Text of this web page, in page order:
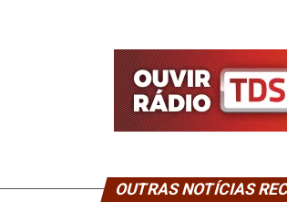
OUTRAS NOTÍCIAS